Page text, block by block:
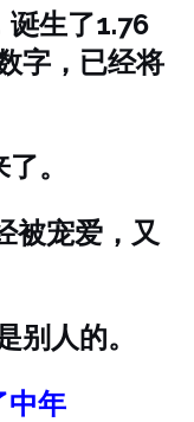
生了1.76
字，已经将
。
被宠爱，又
别人的。
中年